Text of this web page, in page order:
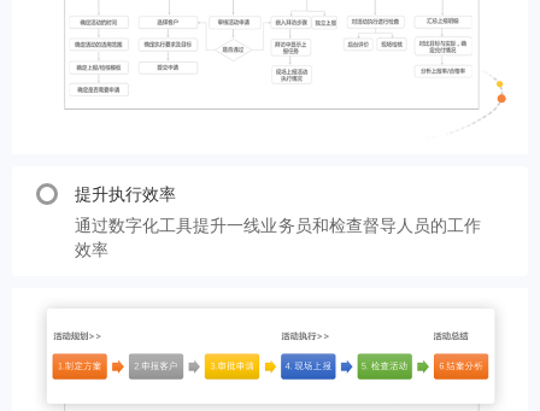
提升执行效率
通过数字化工具提升一线业务员和检查督导人员的工作
效率